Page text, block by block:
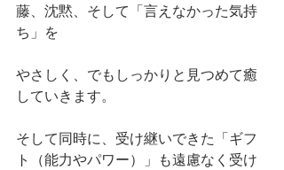
藤、沈黙、そして「言えなかった気持
ち」を
やさしく、でもしっかりと見つめて癒
していきます。
そして同時に、受け継いできた「ギフ
ト（能力やパワー）」も遠慮なく受け